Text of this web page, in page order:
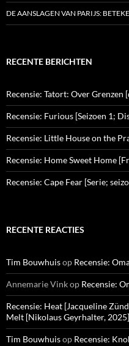
DE AANSLAGEN VAN PARIJS:
RECENTE BERICHTEN
Recensie: Tatort: Over
Recensie: Furious [Seizoen 1;
Recensie: Little House on the
Recensie: Home Sweet Home
Recensie: Cape Fear [Serie;
RECENTE REACTIES
Tim Bouwhuisop Recensie:
Annemarie Vinkop Recensie:
Recensie: Heat [Jacqueline
Melt [Nikolaus Geyrhalter, 2025]
Tim Bouwhuisop Recensie: